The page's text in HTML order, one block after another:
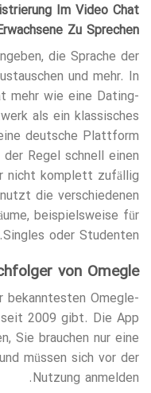
Im Video Chat
Zu Sprechen?
die Sprache der
und mehr. In
mehr wie eine Dating-
als ein klassisches
deutsche Plattform
Regel schnell einen
nicht komplett zufällig
die verschiedenen
beispielsweise für
Singles oder Studenten.
von Omegle?
Omegle-
2009 gibt. Die App
Sie brauchen nur eine
müssen sich vor der
Nutzung anmelden.